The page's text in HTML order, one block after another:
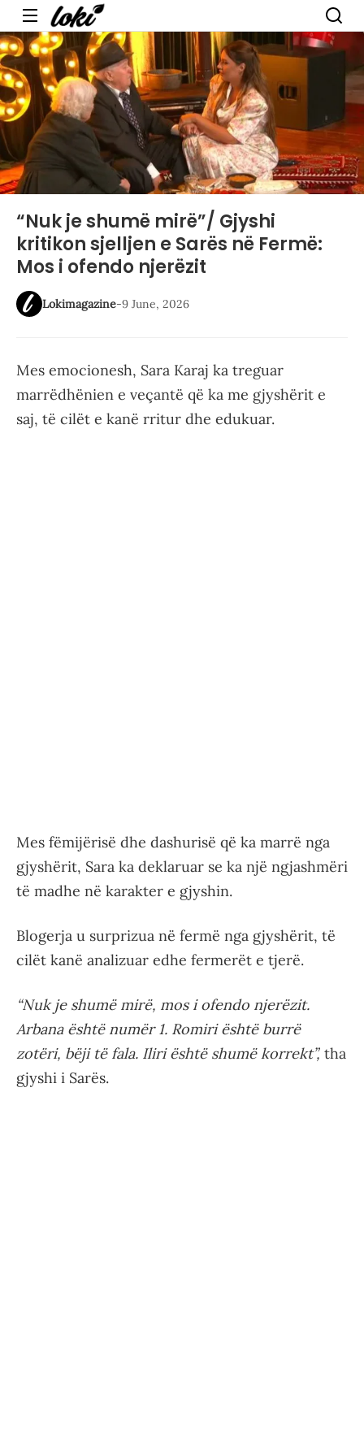
Menu
“Nuk je shumë mirë”/ Gjyshi
kritikon sjelljen e Sarës në Fermë:
Mos i ofendo njerëzit
Lokimagazine-9 June, 2026
Mes emocionesh, Sara Karaj ka treguar
marrëdhënien e veçantë që ka me gjyshërit e
saj, të cilët e kanë rritur dhe edukuar.
Mes fëmijërisë dhe dashurisë që ka marrë nga
gjyshërit, Sara ka deklaruar se ka një ngjashmëri
të madhe në karakter e gjyshin.
Blogerja u surprizua në fermë nga gjyshërit, të
cilët kanë analizuar edhe fermerët e tjerë.
“Nuk je shumë mirë, mos i ofendo njerëzit.
Arbana është numër 1. Romiri është burrë
zotëri, bëji të fala. Iliri është shumë korrekt”, tha
gjyshi i Sarës.